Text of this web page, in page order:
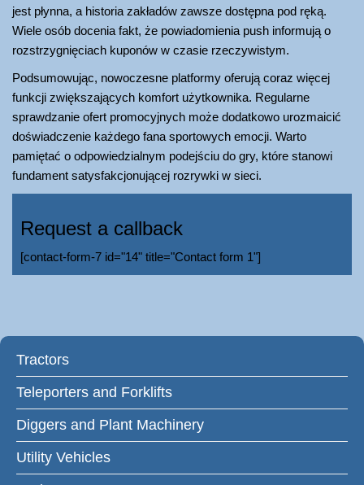
jest płynna, a historia zakładów zawsze dostępna pod ręką.
Wiele osób docenia fakt, że powiadomienia push informują o
rozstrzygnięciach kuponów w czasie rzeczywistym.
Podsumowując, nowoczesne platformy oferują coraz więcej
funkcji zwiększających komfort użytkownika. Regularne
sprawdzanie ofert promocyjnych może dodatkowo urozmaicić
doświadczenie każdego fana sportowych emocji. Warto
pamiętać o odpowiedzialnym podejściu do gry, które stanowi
fundament satysfakcjonującej rozrywki w sieci.
Request a callback
[contact-form-7 id="14" title="Contact form 1"]
Tractors
Teleporters and Forklifts
Diggers and Plant Machinery
Utility Vehicles